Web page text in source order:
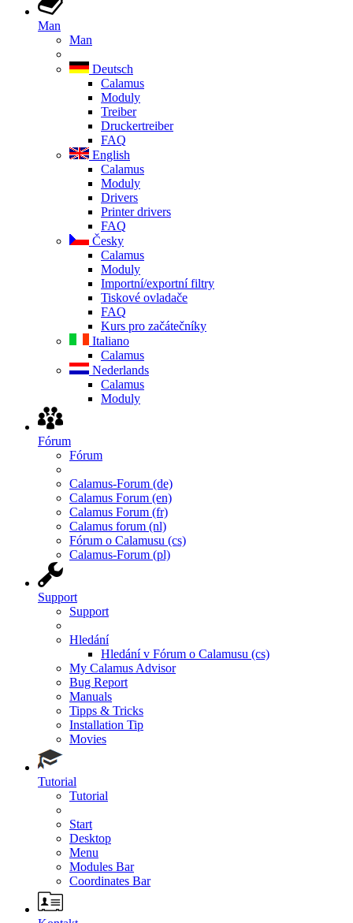
Man
Man
Deutsch
Calamus
Moduly
Treiber
Druckertreiber
FAQ
English
Calamus
Moduly
Drivers
Printer drivers
FAQ
Česky
Calamus
Moduly
Importní/exportní filtry
Tiskové ovladače
FAQ
Kurs pro začátečníky
Italiano
Calamus
Nederlands
Calamus
Moduly
Fórum
Fórum
Calamus-Forum (de)
Calamus Forum (en)
Calamus Forum (fr)
Calamus forum (nl)
Fórum o Calamusu (cs)
Calamus-Forum (pl)
Support
Support
Hledání
Hledání v Fórum o Calamusu (cs)
My Calamus Advisor
Bug Report
Manuals
Tipps & Tricks
Installation Tip
Movies
Tutorial
Tutorial
Start
Desktop
Menu
Modules Bar
Coordinates Bar